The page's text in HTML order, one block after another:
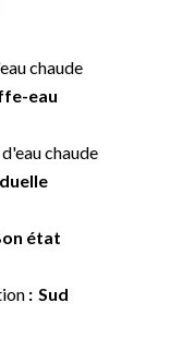
chaude
eau
chaude
état
Sud